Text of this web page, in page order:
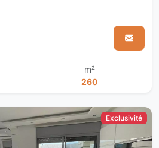
m²
260
Exclusivité